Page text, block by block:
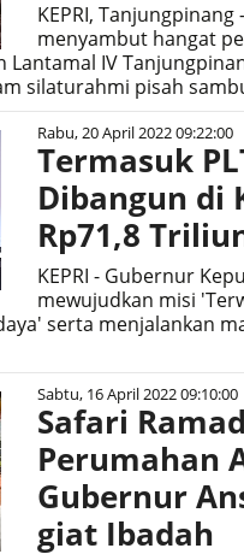
KEPRI,
menyambut hangat
Lantamal IV
silaturahmi pisah
Rabu, 20 April 2022 09:22:00
Termasuk
Dibangun di
Rp71,8
KEPRI - Gubernur
mewujudkan misi
serta menjalankan
Sabtu, 16 April 2022 09:10:00
Safari
Perumahan
Gubernur
giat Ibadah